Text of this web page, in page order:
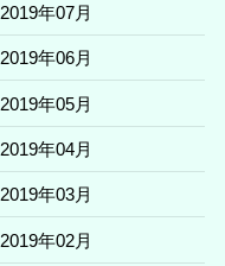
2019年07月
2019年06月
2019年05月
2019年04月
2019年03月
2019年02月